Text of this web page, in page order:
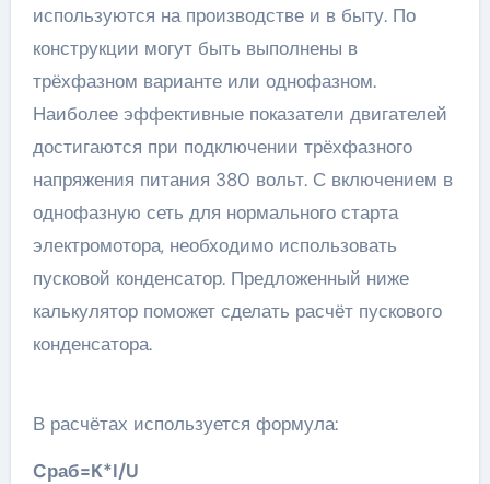
используются на производстве и в быту. По
конструкции могут быть выполнены в
трёхфазном варианте или однофазном.
Наиболее эффективные показатели двигателей
достигаются при подключении трёхфазного
напряжения питания 380 вольт. С включением в
однофазную сеть для нормального старта
электромотора, необходимо использовать
пусковой конденсатор. Предложенный ниже
калькулятор поможет сделать расчёт пускового
конденсатора.
В расчётах используется формула:
Cраб=K*I/U